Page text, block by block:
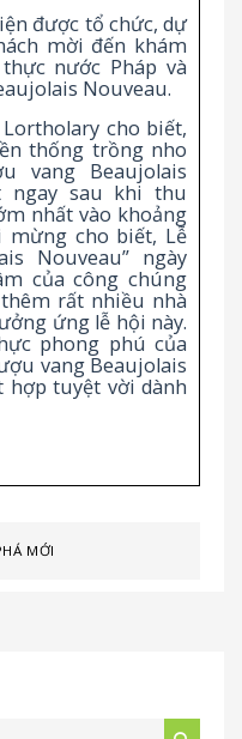
được tổ chức, dự
mời đến khám
nước Pháp và
Nouveau.
cho biết,
thống trồng nho
vang Beaujolais
ngay sau khi thu
nhất vào khoảng
mừng cho biết, Lễ
Nouveau” ngày
của công chúng
rất nhiều nhà
ứng lễ hội này.
phong phú của
vang Beaujolais
hợp tuyệt vời dành
MỚI